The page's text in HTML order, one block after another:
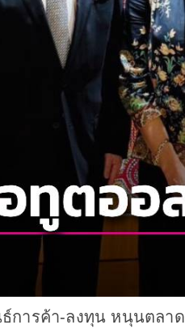
การค้า-ลงทุน หนุนตลา